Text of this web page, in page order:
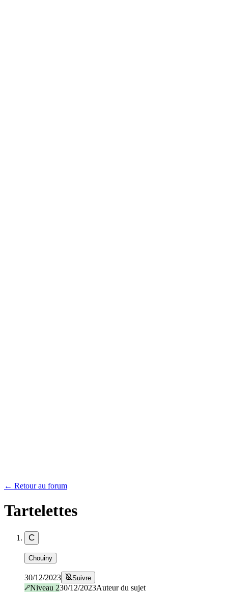
← Retour au forum
Tartelettes
C
Chouiny
30/12/2023 Suivre
Niveau 230/12/2023Auteur du sujet